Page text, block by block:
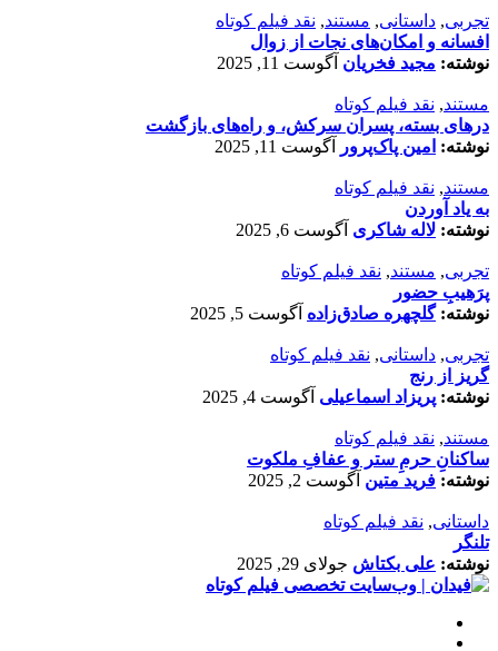
تجربی, داستانی, مستند, نقد فیلم کوتاه
افسانه‌ و امکان‌های نجات از زوال
نوشته: مجید فخریان آگوست 11, 2025
مستند, نقد فیلم کوتاه
درهای بسته، پسران سرکش، و راه‌های بازگشت
نوشته: امین پاک‌پرور آگوست 11, 2025
مستند, نقد فیلم کوتاه
به یاد آوردن
نوشته: لاله شاکری آگوست 6, 2025
تجربی, مستند, نقد فیلم کوتاه
پرَهیب‌ِ حضور
نوشته:گلچهره صادق‌زاده آگوست 5, 2025
تجربی, داستانی, نقد فیلم کوتاه
گریز از رنج
نوشته: پریزاد اسماعیلی آگوست 4, 2025
مستند, نقد فیلم کوتاه
ساکنانِ حرمِ ستر و عفافِ ملکوت
نوشته: فرید متین آگوست 2, 2025
داستانی, نقد فیلم کوتاه
تلنگر
نوشته: علی بکتاش جولای 29, 2025